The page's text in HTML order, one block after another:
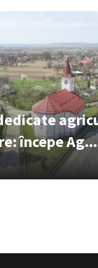
începe Ag...